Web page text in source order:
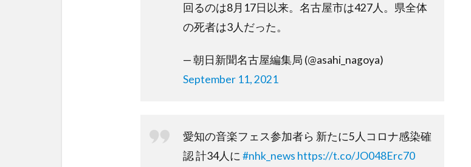
回るのは8月17日以来。名古屋市は427人。県全体
の死者は3人だった。
— 朝日新聞名古屋編集局 (@asahi_nagoya)
September 11, 2021
愛知の音楽フェス参加者ら 新たに5人コロナ感染確
認 計34人に #nhk_news https://t.co/JO048Erc70